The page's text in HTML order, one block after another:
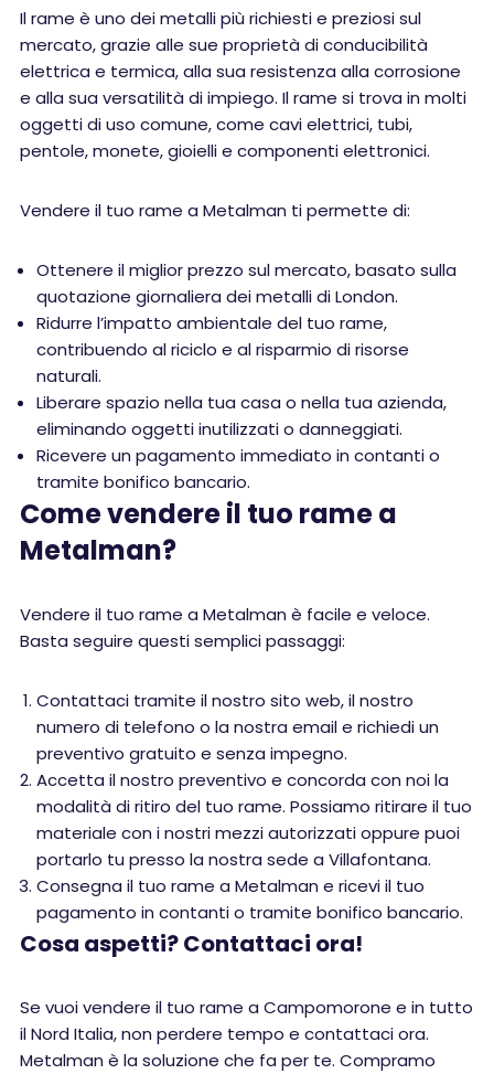
Il rame è uno dei metalli più richiesti e preziosi sul
mercato, grazie alle sue proprietà di conducibilità
elettrica e termica, alla sua resistenza alla corrosione
e alla sua versatilità di impiego. Il rame si trova in molti
oggetti di uso comune, come cavi elettrici, tubi,
pentole, monete, gioielli e componenti elettronici.
Vendere il tuo rame a Metalman ti permette di:
Ottenere il miglior prezzo sul mercato, basato sulla
quotazione giornaliera dei metalli di London.
Ridurre l’impatto ambientale del tuo rame,
contribuendo al riciclo e al risparmio di risorse
naturali.
Liberare spazio nella tua casa o nella tua azienda,
eliminando oggetti inutilizzati o danneggiati.
Ricevere un pagamento immediato in contanti o
tramite bonifico bancario.
Come vendere il tuo rame a
Metalman?
Vendere il tuo rame a Metalman è facile e veloce.
Basta seguire questi semplici passaggi:
Contattaci tramite il nostro sito web, il nostro
numero di telefono o la nostra email e richiedi un
preventivo gratuito e senza impegno.
Accetta il nostro preventivo e concorda con noi la
modalità di ritiro del tuo rame. Possiamo ritirare il tuo
materiale con i nostri mezzi autorizzati oppure puoi
portarlo tu presso la nostra sede a Villafontana.
Consegna il tuo rame a Metalman e ricevi il tuo
pagamento in contanti o tramite bonifico bancario.
Cosa aspetti? Contattaci ora!
Se vuoi vendere il tuo rame a Campomorone e in tutto
il Nord Italia, non perdere tempo e contattaci ora.
Metalman è la soluzione che fa per te. Compramo